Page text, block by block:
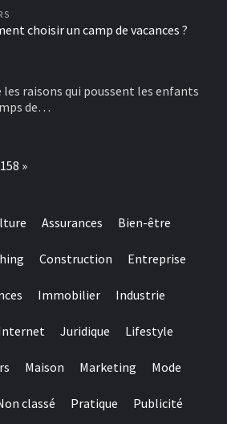
choisir un camp de vacances ?
raisons qui poussent les enfants
de…
158 Next
»
Assurances Bien-être
Construction Entreprise
Immobilier Industrie
Juridique Lifestyle
Maison Marketing Mode
classé Pratique Publicité